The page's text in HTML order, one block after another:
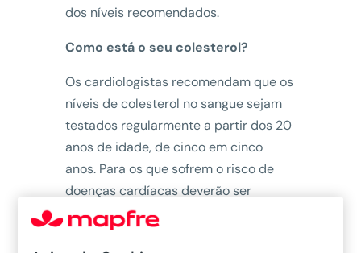
dos níveis recomendados.
Como está o seu colesterol?
Os cardiologistas recomendam que os
níveis de colesterol no sangue sejam
testados regularmente a partir dos 20
anos de idade, de cinco em cinco
anos. Para os que sofrem o risco de
doenças cardíacas deverão ser
vigiados em intervalos mais curtos.